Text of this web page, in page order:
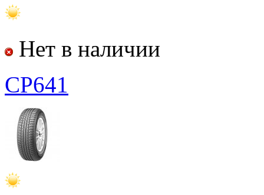
Нет в наличии
CP641